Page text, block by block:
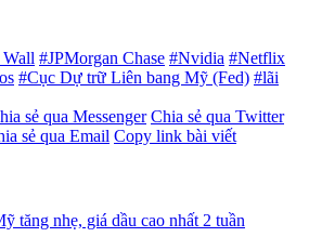
Wall #JPMorgan Chase #Nvidia #Netflix
#Cục Dự trữ Liên bang Mỹ (Fed) #lãi
sẻ qua Messenger Chia sẻ qua Twitter
sẻ qua Email Copy link bài viết